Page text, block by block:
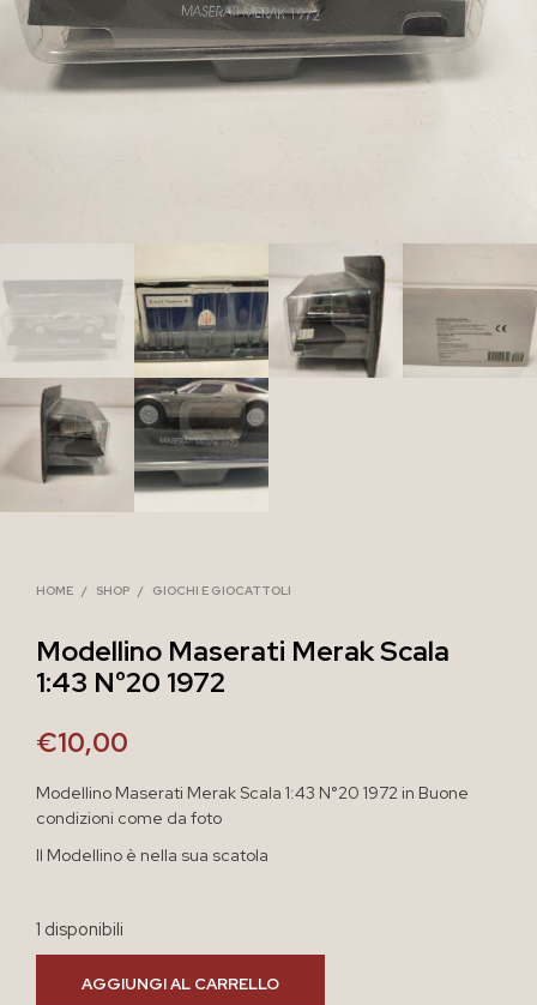
HOME / SHOP / GIOCHI E GIOCATTOLI
Modellino Maserati Merak Scala
1:43 N°20 1972
€10,00
Modellino Maserati Merak Scala 1:43 N°20 1972 in Buone
condizioni come da foto
Il Modellino è nella sua scatola
1 disponibili
AGGIUNGI AL CARRELLO